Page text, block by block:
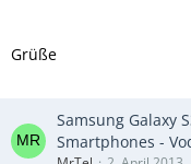
Grüße
Samsung Galaxy
Smartphones -